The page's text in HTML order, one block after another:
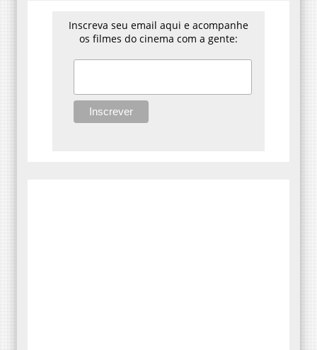
Inscreva seu email aqui e acompanhe
os filmes do cinema com a gente: